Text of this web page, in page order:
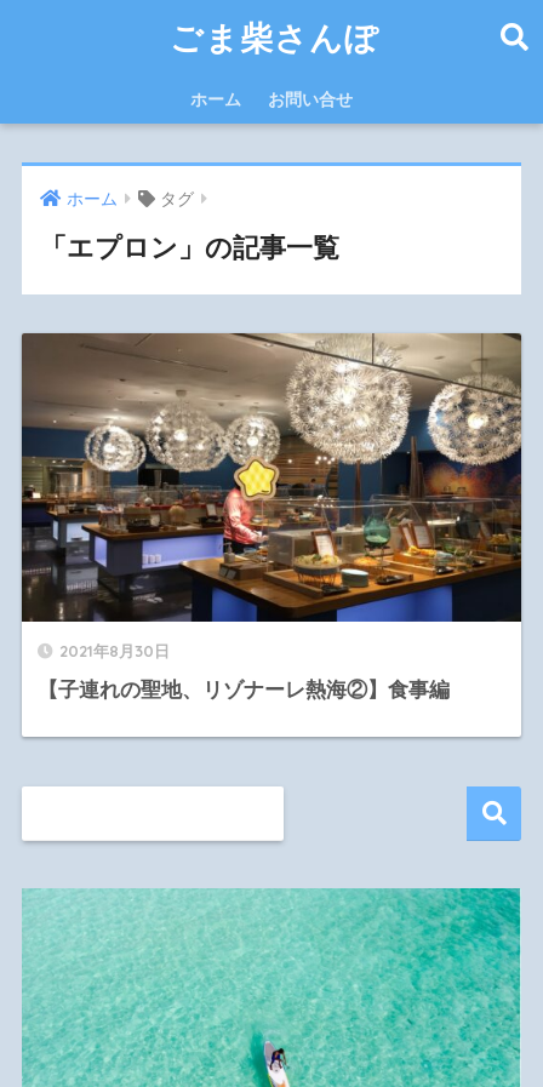
ごま柴さんぽ
ホーム お問い合せ
ホーム タグ
「エプロン」の記事一覧
2021年8月30日
【子連れの聖地、リゾナーレ熱海②】食事編